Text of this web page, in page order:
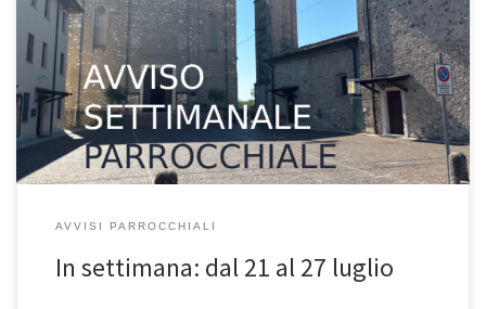
appuntamenti, attività in parrocchia. 20 luglio16^ domenica del
Tempo Ordinario – Anno C Dal Vangelo secondo Luca (Lc 10,38-
42)In quel tempo, mentre erano in cammino, Gesù entrò in un
villaggio e una donna, di nome Marta, lo ospitò. Ella aveva una
sorella, […]
AVVISI PARROCCHIALI
In settimana: dal 21 al 27 luglio